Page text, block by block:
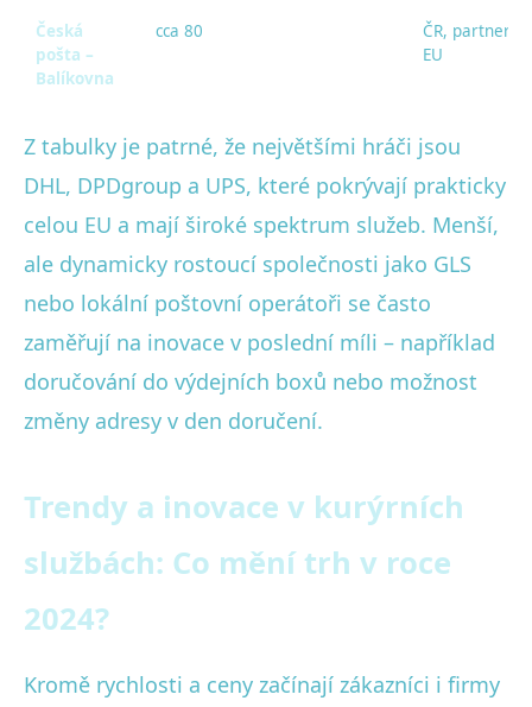
Česká
pošta –
Balíkovna
cca 80
ČR,
EU
Z tabulky je patrné, že největšími hráči jsou
DHL, DPDgroup a UPS, které pokrývají prakticky
celou EU a mají široké spektrum služeb. Menší,
ale dynamicky rostoucí společnosti jako GLS
nebo lokální poštovní operátoři se často
zaměřují na inovace v poslední míli – například
doručování do výdejních boxů nebo možnost
změny adresy v den doručení.
Trendy a inovace v kurýrních
službách: Co mění trh v roce
2024?
Kromě rychlosti a ceny začínají zákazníci i firmy